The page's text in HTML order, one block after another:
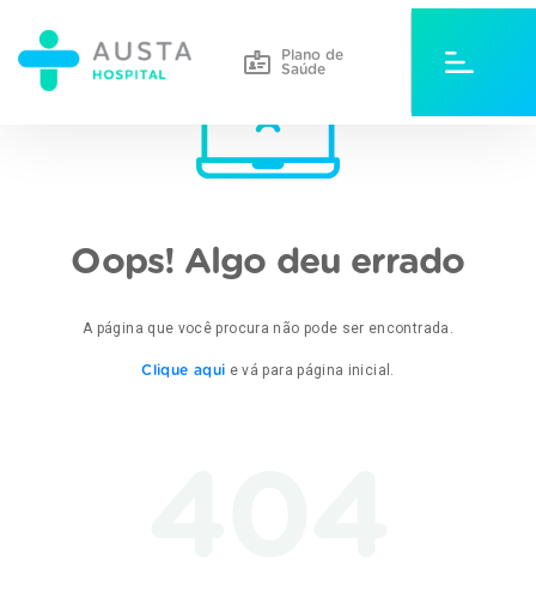
Plano de
Saúde
Oops! Algo deu errado
A página que você procura não pode ser encontrada.
Clique aqui e vá para página inicial.